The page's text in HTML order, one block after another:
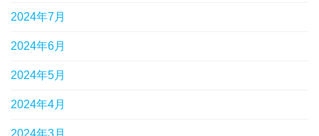
2024年7月
2024年6月
2024年5月
2024年4月
2024年3月